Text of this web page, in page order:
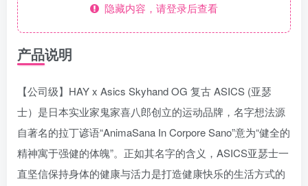
隐藏内容，请登录后查看
产品说明
【公司级】HAY x Asics Skyhand OG 复古 ASICS (亚瑟
士）是日本实业家鬼家喜八郎创立的运动品牌，名字想法源
自著名的拉丁谚语“AnimaSana In Corpore Sano”意为“健全的
精神寓于强健的体魄”。正如其名字的含义，ASICS亚瑟士一
直坚信保持身体的健康与活力是打造健康快乐的生活方式的